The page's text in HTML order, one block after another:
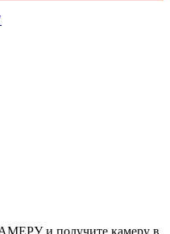
и получите камеру в